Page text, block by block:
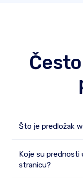
Što je predložak
Koje su prednosti
stranicu?